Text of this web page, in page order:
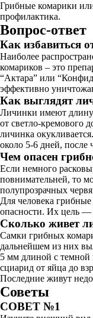
Грибные комарики
профилактика.
Вопрос-ответ
Как избавиться
Наиболее
комариков – это
“Актара” или
эффективно
Как выглядят
Личинки имеют длину
от светло-кремового
личинка
около 5-6 дней, после
Чем опасен
Если немного
повнимательней, то
полупрозрачных
Для человека
опасности. Их цель —
Сколько живет
Самки грибных
дальнейшем из них
5 мм длиной с
сциарид от яйца до
Последние живут
Советы
СОВЕТ №1